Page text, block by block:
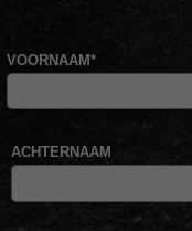
VOORNAAM*
ACHTERNAAM